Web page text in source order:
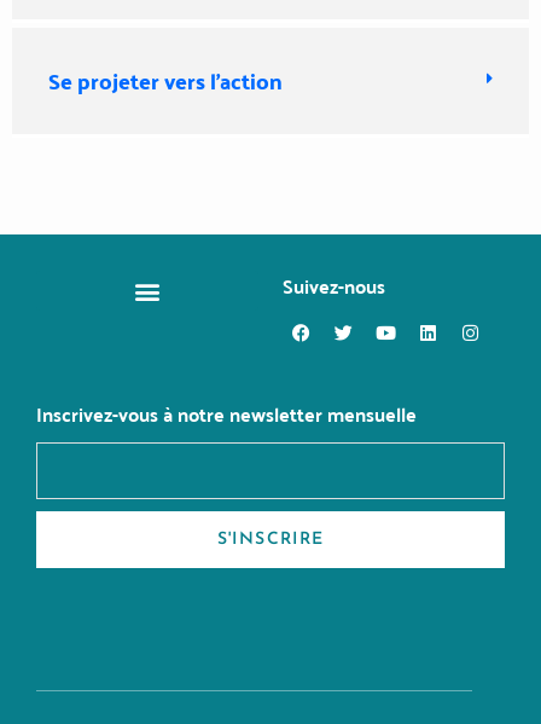
Se projeter vers l'action
Suivez-nous
Inscrivez-vous à notre newsletter mensuelle
S'INSCRIRE